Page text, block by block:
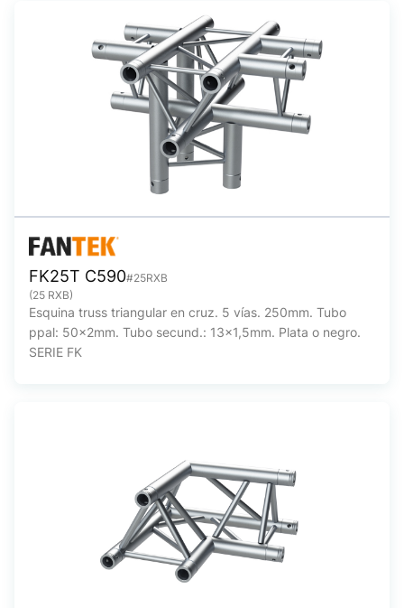
FK25T C590#25RXB
(25 RXB)
Esquina truss triangular en cruz. 5 vías. 250mm. Tubo
ppal: 50x2mm. Tubo secund.: 13x1,5mm. Plata o negro.
SERIE FK